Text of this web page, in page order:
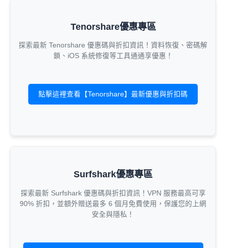
Tenorshare優惠專區
探索最新 Tenorshare 優惠碼與折扣資訊！資料恢復、密碼解
鎖、iOS 系統修復等工具通通享優惠！
點擊這裡查看【Tenorshare】最新優惠與折扣碼
Surfshark優惠專區
探索最新 Surfshark 優惠碼與折扣資訊！VPN 服務最高可享
90% 折扣，並額外贈送最多 6 個月免費使用，保護您的上網
安全與隱私！